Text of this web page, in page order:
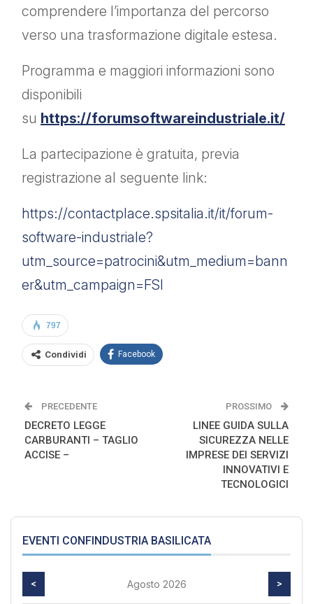
comprendere l’importanza del percorso
verso una trasformazione digitale estesa.
Programma e maggiori informazioni sono
disponibili
su https://forumsoftwareindustriale.it/
La partecipazione è gratuita, previa
registrazione al seguente link:
https://contactplace.spsitalia.it/it/forum-
software-industriale?
utm_source=patrocini&utm_medium=bann
er&utm_campaign=FSI
797
Condividi Facebook
PRECEDENTE
DECRETO LEGGE
CARBURANTI – TAGLIO
ACCISE –
PROSSIMO
LINEE GUIDA SULLA
SICUREZZA NELLE
IMPRESE DEI SERVIZI
INNOVATIVI E
TECNOLOGICI
EVENTI CONFINDUSTRIA BASILICATA
< Agosto 2026 >